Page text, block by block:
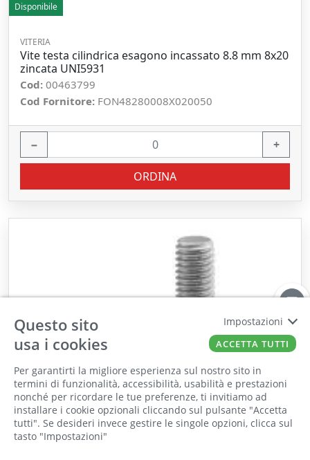
Il punto vendita, gli uffici e il magazzino
saranno chiusi per ferie dall'8 al 25 Agosto
2026 compresi.
Disponibile
VITERIA
Vite testa cilindrica esagono incassato 8.8 mm 8x20
zincata UNI5931
Cod: 00463799
Cod Fornitore: FON48280008X020050
− +
ORDINA
Questo sito
usa i cookies
Per garantirti la migliore esperienza sul nostro sito in
termini di funzionalità, accessibilità, usabilità e prestazioni
nonché per ricordare le tue preferenze, ti invitiamo ad
installare i cookie opzionali cliccando sul pulsante "Accetta
tutti". Se desideri invece gestire le singole opzioni, clicca sul
tasto "Impostazioni"
Impostazioni
ACCETTA TUTTI